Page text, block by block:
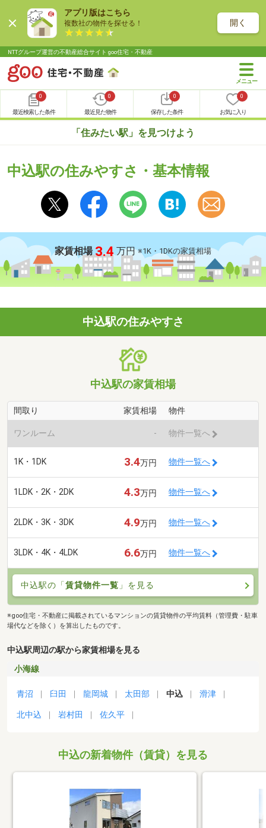
アプリ版はこちら
複数社の物件を探せる！ 開く
NTTグループ運営の不動産総合サイト goo住宅・不動産
0
最近検索した条件
0
最近見た物件
0
保存した条件
0
お気に入り
「住みたい駅」を見つけよう
中込駅の住みやすさ・基本情報
家賃相場 3.4 万円 ※1K・1DKの家賃相場
中込駅の住みやすさ
中込駅の家賃相場
間取り 家賃相場 物件
ワンルーム - 物件一覧へ
1K・1DK 3.4万円 物件一覧へ
1LDK・2K・2DK 4.3万円 物件一覧へ
2LDK・3K・3DK 4.9万円 物件一覧へ
3LDK・4K・4LDK 6.6万円 物件一覧へ
中込駅の「賃貸物件一覧 」を見る
※goo住宅・不動産に掲載されているマンションの賃貸物件の平均賃料（管理費・駐車
場代などを除く）を算出したものです。
中込駅周辺の駅から家賃相場を見る
小海線
青沼 臼田 龍岡城 太田部 中込 滑津
北中込 岩村田 佐久平
中込の新着物件（賃貸）を見る